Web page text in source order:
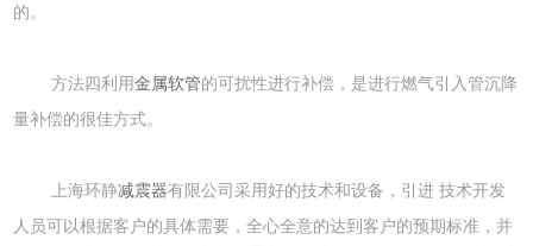
的。
方法四利用金属软管的可扰性进行补偿，是进行燃气引入管沉降
量补偿的很佳方式。
上海环静减震器有限公司采用好的技术和设备，引进 技术开发
人员可以根据客户的具体需要，全心全意的达到客户的预期标准，并